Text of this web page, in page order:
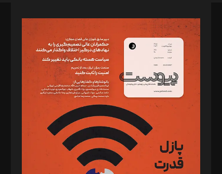
مدیر مسئول: محمدباقر اثنی‌عشری
سردبیر: مهرک محمودی
دبیر تحریریه: میثم قاسمی
د‌بیر ناداستان: سمانه سمیع
د‌بیر خدمت و تجارت: ابوالفضل رجبی
د‌بیر حقوق فناوری: حسام‌الدین ایپکچی
د‌بیر پیوست جهان: مینا پاکدل
د‌بیر تحریریه آنلاین: بابک نقاش
تحریریه‌: مجتبی محمود‌ی، آرش برهمند، یسنا امان‌پور، سروش کرمیان،
مصطفی مسجدی آرانی، ابوالفضل رجبی، زهرا فکرانه، فائزه فتحی
رستمی،مصطفی باستان